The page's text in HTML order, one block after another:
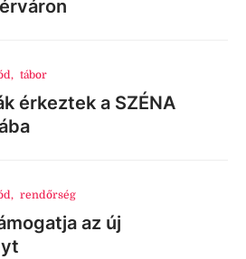
, tábor
érkeztek a SZÉNA
, rendőrség
az új